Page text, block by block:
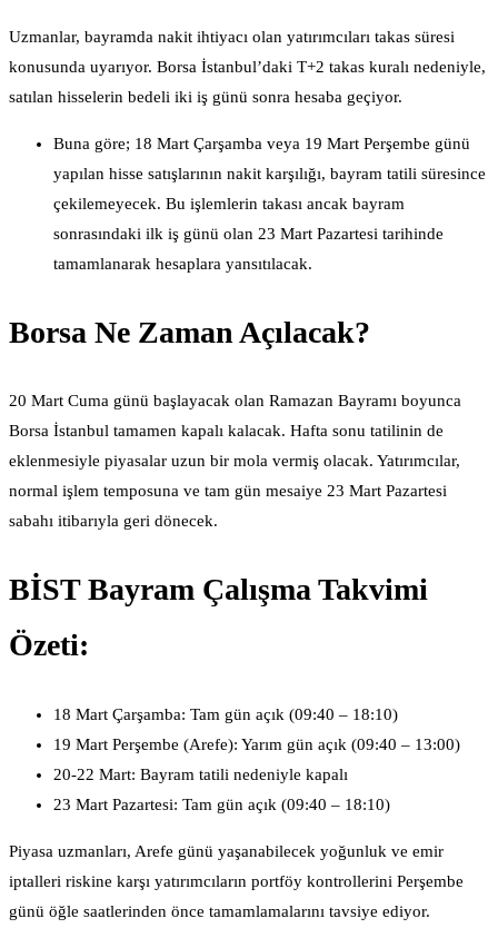
Uzmanlar, bayramda nakit ihtiyacı olan yatırımcıları takas süresi
konusunda uyarıyor. Borsa İstanbul’daki T+2 takas kuralı nedeniyle,
satılan hisselerin bedeli iki iş günü sonra hesaba geçiyor.
Buna göre; 18 Mart Çarşamba veya 19 Mart Perşembe günü
yapılan hisse satışlarının nakit karşılığı, bayram tatili süresince
çekilemeyecek. Bu işlemlerin takası ancak bayram
sonrasındaki ilk iş günü olan 23 Mart Pazartesi tarihinde
tamamlanarak hesaplara yansıtılacak.
Borsa Ne Zaman Açılacak?
20 Mart Cuma günü başlayacak olan Ramazan Bayramı boyunca
Borsa İstanbul tamamen kapalı kalacak. Hafta sonu tatilinin de
eklenmesiyle piyasalar uzun bir mola vermiş olacak. Yatırımcılar,
normal işlem temposuna ve tam gün mesaiye 23 Mart Pazartesi
sabahı itibarıyla geri dönecek.
BİST Bayram Çalışma Takvimi
Özeti:
18 Mart Çarşamba: Tam gün açık (09:40 – 18:10)
19 Mart Perşembe (Arefe): Yarım gün açık (09:40 – 13:00)
20-22 Mart: Bayram tatili nedeniyle kapalı
23 Mart Pazartesi: Tam gün açık (09:40 – 18:10)
Piyasa uzmanları, Arefe günü yaşanabilecek yoğunluk ve emir
iptalleri riskine karşı yatırımcıların portföy kontrollerini Perşembe
günü öğle saatlerinden önce tamamlamalarını tavsiye ediyor.